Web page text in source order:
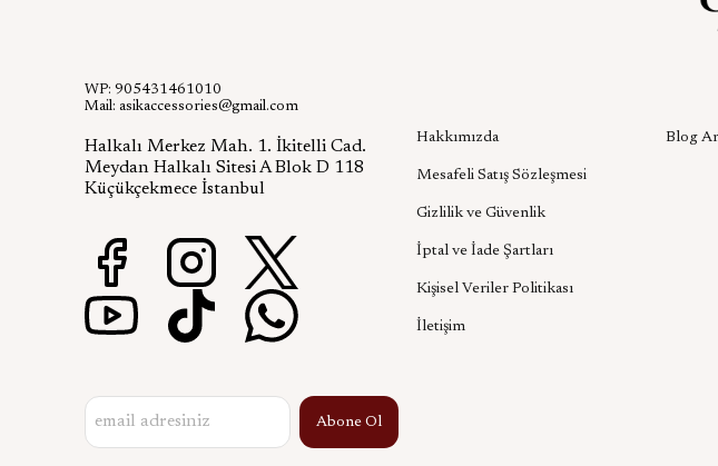
Hakkımızda
Mesafeli Satış Sözleşmesi
Gizlilik ve Güvenlik
İptal ve İade Şartları
Kişisel Veriler Politikası
İletişim
Blog
WP: 905431461010
Mail: asikaccessories@gmail.com
Halkalı Merkez Mah. 1. İkitelli Cad.
Meydan Halkalı Sitesi A Blok D 118
Küçükçekmece İstanbul
Abone Ol